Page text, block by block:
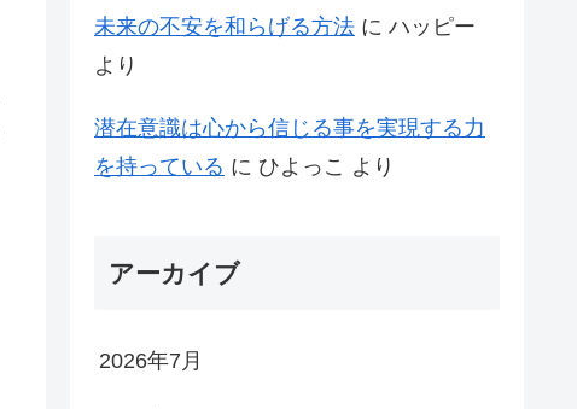
未来の不安を和らげる方法 に ハッピー
より
潜在意識は心から信じる事を実現する力
を持っている に ひよっこ より
アーカイブ
2026年7月